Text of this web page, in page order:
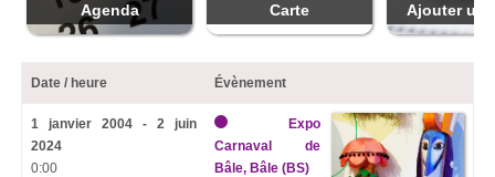
Agenda Carte Ajouter
Date / heure Évènement
1 janvier 2004 - 2 juin
2024
0:00
Expo
Carnaval de
Bâle, Bâle (BS)